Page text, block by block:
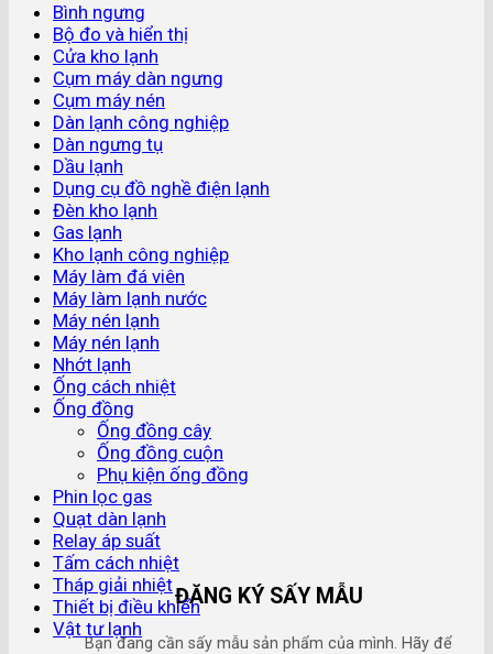
ĐĂNG KÝ SẤY MẪU
Bạn đang cần sấy mẫu sản phẩm của mình. Hãy để
Bình ngưng
Bộ đo và hiển thị
Cửa kho lạnh
Cụm máy dàn ngưng
Cụm máy nén
Dàn lạnh công nghiệp
Dàn ngưng tụ
Dầu lạnh
Dụng cụ đồ nghề điện lạnh
Đèn kho lạnh
Gas lạnh
Kho lạnh công nghiệp
Máy làm đá viên
Máy làm lạnh nước
Máy nén lạnh
Máy nén lạnh
Nhớt lạnh
Ống cách nhiệt
Ống đồng
Ống đồng cây
Ống đồng cuộn
Phụ kiện ống đồng
Phin lọc gas
Quạt dàn lạnh
Relay áp suất
Tấm cách nhiệt
Tháp giải nhiệt
Thiết bị điều khiển
Vật tư lạnh